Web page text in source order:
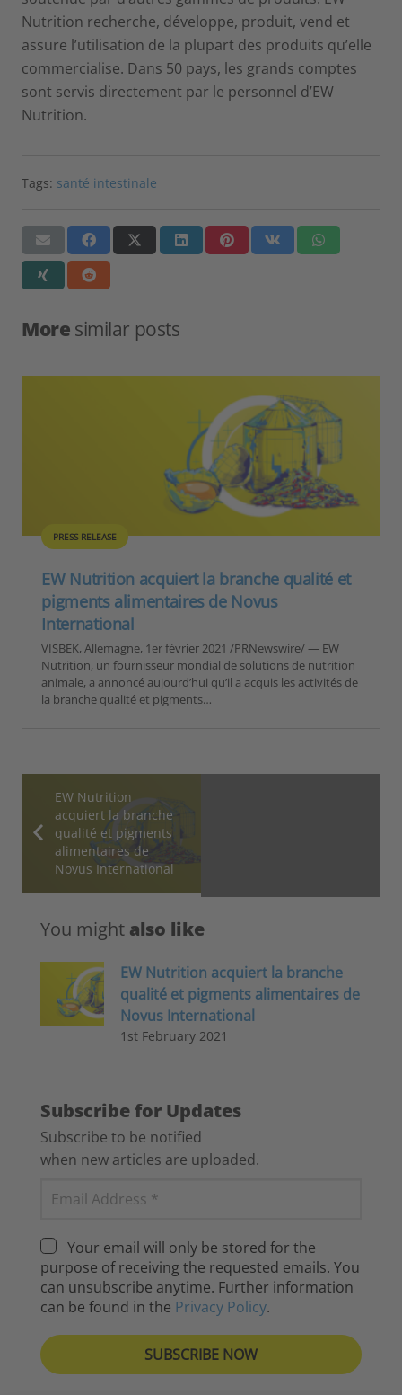
Nutrition recherche, développe, produit, vend et
assure l’utilisation de la plupart des produits qu’elle
commercialise. Dans 50 pays, les grands comptes
sont servis directement par le personnel d’EW
Nutrition.
Tags: santé intestinale
More similar posts
PRESS RELEASE
EW Nutrition acquiert la branche qualité et
pigments alimentaires de Novus
International
VISBEK, Allemagne, 1er février 2021 /PRNewswire/ — EW
Nutrition, un fournisseur mondial de solutions de nutrition
animale, a annoncé aujourd’hui qu’il a acquis les activités de
la branche qualité et pigments…
EW Nutrition
acquiert la branche
qualité et pigments
alimentaires de
Novus International
You might also like
EW Nutrition acquiert la branche
qualité et pigments alimentaires de
Novus International
1st February 2021
Subscribe for Updates
Subscribe to be notified
when new articles are uploaded.
Your email will only be stored for the
purpose of receiving the requested emails. You
can unsubscribe anytime. Further information
can be found in the Privacy Policy.